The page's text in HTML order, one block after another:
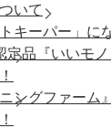
いて
キーパー」に
定品『いいモ
ングファーム